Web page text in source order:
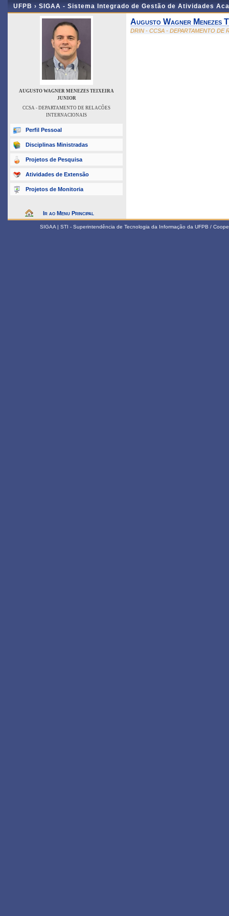
UFPB › SIGAA - Sistema Integrado de Gestão de Atividades
AUGUSTO WAGNER MENEZES TEIXEIRA
JUNIOR
CCSA - DEPARTAMENTO DE RELACÕES
INTERNACIONAIS
Perfil Pessoal
Disciplinas Ministradas
Projetos de Pesquisa
Atividades de Extensão
Projetos de Monitoria
Ir ao Menu Principal
Augusto Wagner Menezes
DRIN - CCSA - DEPARTAMENTO DE
SIGAA | STI - Superintendência de Tecnologia da Informação da UFPB /